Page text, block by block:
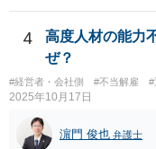
懸念するのであれば、ご
考えを改められるよう進
件を受任して遂行します
なさいな！」が意味する
が、それには弁護士報酬
せん。 しかし、逆に負け
額してもらえるわけでも
め、むしろ他の事件処理
すことはあっても、基本
手金をもらうということ
4
高度人材の能力
ぜ？
#経営者・会社側 #不当解雇 #
2025年10月17日
濵門 俊也 弁護士